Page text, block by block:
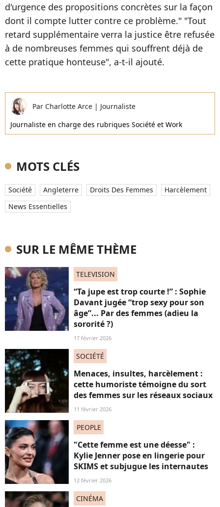
d'urgence des propositions concrètes sur la façon
dont il compte lutter contre ce problème." "Tout
retard supplémentaire verra la justice être refusée
à de nombreuses femmes qui souffrent déjà de
cette pratique honteuse", a-t-il ajouté.
Par Charlotte Arce | Journaliste
Journaliste en charge des rubriques Société et Work
MOTS CLÉS
Société Angleterre Droits Des Femmes
Harcèlement
News Essentielles
SUR LE MÊME THÈME
TELEVISION
“Ta jupe est trop courte !” : Sophie
Davant jugée “trop sexy pour son
âge”... Par des femmes (adieu la
sororité ?)
17 février 2026
SOCIÉTÉ
Menaces, insultes, harcèlement :
cette humoriste témoigne du sort
des femmes sur les réseaux sociaux
11 février 2026
PEOPLE
"Cette femme est une déesse" :
Kylie Jenner pose en lingerie pour
SKIMS et subjugue les internautes
12 février 2026
CINÉMA